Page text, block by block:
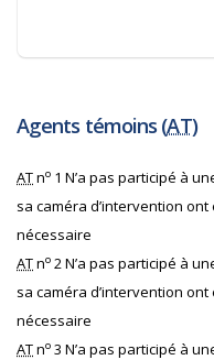
Agents témoins (AT)
ATno 1 N’a pas participé à
sa caméra d’intervention
nécessaire
ATno 2 N’a pas participé à
sa caméra d’intervention
nécessaire
ATno 3 N’a pas participé à